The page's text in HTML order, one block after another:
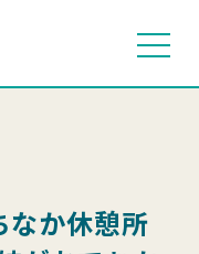
なか休憩所